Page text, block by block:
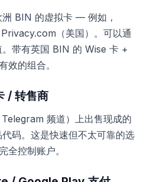
BIN 的虚拟卡 — 例如，
（美国）。可以通
带有英国 BIN 的 Wise 卡 +
的组合。
/ 转售商
频道）上出售现成的
码。这是快速但不太可靠的选
控制账户。